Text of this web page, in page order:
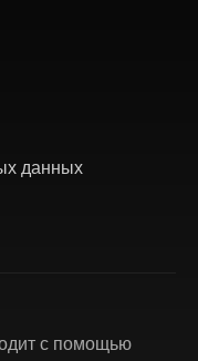
данных
с помощью